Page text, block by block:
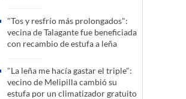
"Tos y resfrío más prolongados":
vecina de Talagante fue beneficiada
con recambio de estufa a leña
"La leña me hacía gastar el triple":
vecino de Melipilla cambió su
estufa por un climatizador gratuito